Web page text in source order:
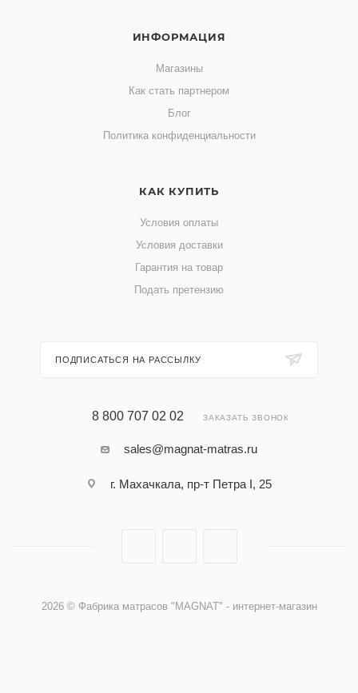
ИНФОРМАЦИЯ
Магазины
Как стать партнером
Блог
Политика конфиденциальности
КАК КУПИТЬ
Условия оплаты
Условия доставки
Гарантия на товар
Подать претензию
ПОДПИСАТЬСЯ НА РАССЫЛКУ
8 800 707 02 02 ЗАКАЗАТЬ ЗВОНОК
sales@magnat-matras.ru
г. Махачкала, пр-т Петра I, 25
2026 © Фабрика матрасов "MAGNAT" - интернет-магазин